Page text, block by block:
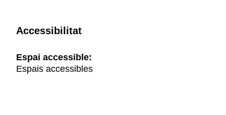
Accessibilitat
Espai accessible:
Espais accessibles